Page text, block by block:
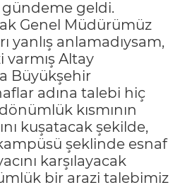
geldi.
Genel Müdürümüz
yanlış anlamadıysam,
varmış Altay
Büyükşehir
adına talebi hiç
kısmının
kuşatacak şekilde,
şeklinde esnaf
karşılayacak
bir arazi talebimiz